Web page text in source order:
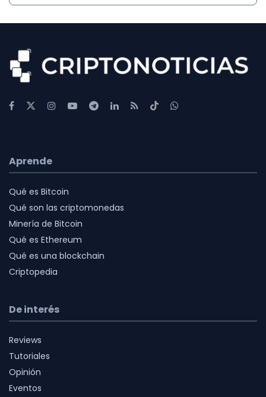
Aprende
Qué es Bitcoin
Qué son las criptomonedas
Minería de Bitcoin
Qué es Ethereum
Qué es una blockchain
Criptopedia
De interés
Reviews
Tutoriales
Opinión
Eventos